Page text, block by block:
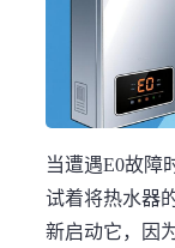
当遭遇E0故障
试着将热水器
新启动它，因